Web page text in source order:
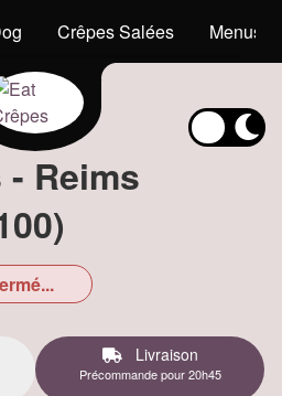
Crêpes Salées Menus
- Reims
Livraison
Précommande pour 20h45